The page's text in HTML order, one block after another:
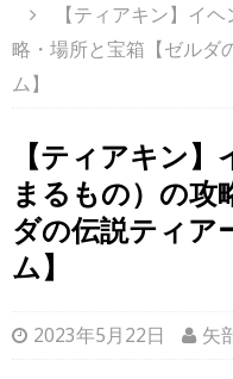
【ティアキン】イ
略・場所と宝箱【ゼルダ
ム】
【ティアキン
まるもの）の攻
ダの伝説ティア
ム】
2023年5月22日 矢